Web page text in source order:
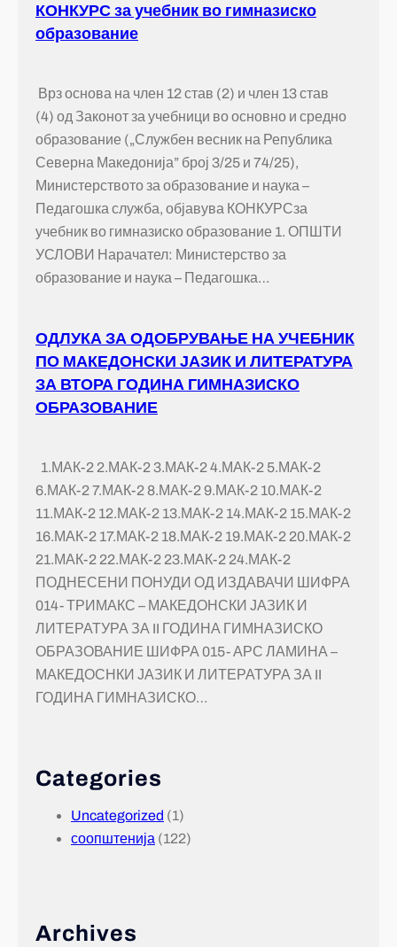
КОНКУРС за учебник во гимназиско
образование
Врз основа на член 12 став (2) и член 13 став
(4) од Законот за учебници во основно и средно
образование („Службен весник на Република
Северна Македонија” број 3/25 и 74/25),
Министерството за образование и наука –
Педагошка служба, објавува КОНКУРСза
учебник во гимназиско образование 1. ОПШТИ
УСЛОВИ Нарачател: Министерство за
образование и наука – Педагошка…
ОДЛУКА ЗА ОДОБРУВАЊЕ НА УЧЕБНИК
ПО МАКЕДОНСКИ ЈАЗИК И ЛИТЕРАТУРА
ЗА ВТОРА ГОДИНА ГИМНАЗИСКО
ОБРАЗОВАНИЕ
1.МАК-2 2.МАК-2 3.МАК-2 4.МАК-2 5.МАК-2
6.МАК-2 7.МАК-2 8.МАК-2 9.МАК-2 10.МАК-2
11.МАК-2 12.МАК-2 13.МАК-2 14.МАК-2 15.МАК-2
16.МАК-2 17.МАК-2 18.МАК-2 19.МАК-2 20.МАК-2
21.МАК-2 22.МАК-2 23.МАК-2 24.МАК-2
ПОДНЕСЕНИ ПОНУДИ ОД ИЗДАВАЧИ ШИФРА
014- ТРИМАКС – МАКЕДОНСКИ ЈАЗИК И
ЛИТЕРАТУРА ЗА II ГОДИНА ГИМНАЗИСКО
ОБРАЗОВАНИЕ ШИФРА 015- АРС ЛАМИНА –
МАКЕДОСНКИ ЈАЗИК И ЛИТЕРАТУРА ЗА II
ГОДИНА ГИМНАЗИСКО…
Categories
Uncategorized (1)
соопштенија (122)
Archives